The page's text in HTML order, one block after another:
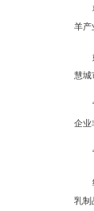
羊产
慧城
企业
乳制